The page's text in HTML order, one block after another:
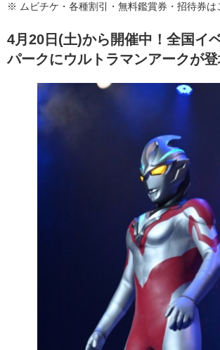
※ ムビチケ・各種割引・無料鑑賞券・招待券は
4月20日(土)から開催中！全国イ
パークにウルトラマンアークが登